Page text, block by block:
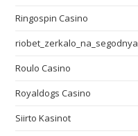
Ringospin Casino
riobet_zerkalo_na_segodnya
Roulo Casino
Royaldogs Casino
Siirto Kasinot